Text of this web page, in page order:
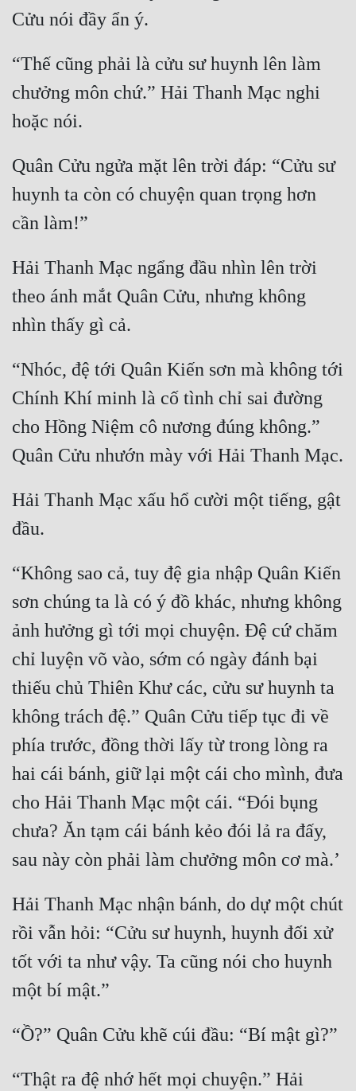
“Thế cũng phải là cửu sư huynh lên làm
chưởng môn chứ.” Hải Thanh Mạc nghi
Quân Cửu ngửa mặt lên trời đáp: “Cửu sư
huynh ta còn có chuyện quan trọng hơn
Hải Thanh Mạc ngẩng đầu nhìn lên trời
theo ánh mắt Quân Cửu, nhưng không
“Nhóc, đệ tới Quân Kiến sơn mà không tới
Chính Khí minh là cố tình chỉ sai đường
cho Hồng Niệm cô nương đúng không.”
Hải Thanh Mạc xấu hổ cười một tiếng, gật
“Không sao cả, tuy đệ gia nhập Quân Kiến
sơn chúng ta là có ý đồ khác, nhưng không
ảnh hưởng gì tới mọi chuyện. Đệ cứ chăm
chỉ luyện võ vào, sớm có ngày đánh bại
thiếu chủ Thiên Khư các, cửu sư huynh ta
không trách đệ.” Quân Cửu tiếp tục đi về
phía trước, đồng thời lấy từ trong lòng ra
hai cái bánh, giữ lại một cái cho mình, đưa
cho Hải Thanh Mạc một cái. “Đói bụng
chưa? Ăn tạm cái bánh kẻo đói lả ra đấy,
Hải Thanh Mạc nhận bánh, do dự một chút
rồi vẫn hỏi: “Cửu sư huynh, huynh đối xử
tốt với ta như vậy. Ta cũng nói cho huynh
“Thật ra đệ nhớ hết mọi chuyện.” Hải